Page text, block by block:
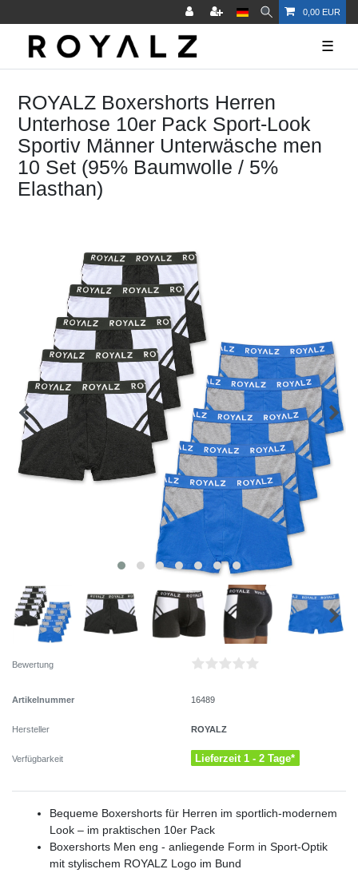
0,00 EUR
☰
ROYALZ Boxershorts Herren
Unterhose 10er Pack Sport-Look
Sportiv Männer Unterwäsche men
10 Set (95% Baumwolle / 5%
Elasthan)
Bewertung
Artikelnummer 16489
Hersteller ROYALZ
Verfügbarkeit Lieferzeit 1 - 2 Tage*
Bequeme Boxershorts für Herren im sportlich-modernem
Look – im praktischen 10er Pack
Boxershorts Men eng - anliegende Form in Sport-Optik
mit stylischem ROYALZ Logo im Bund